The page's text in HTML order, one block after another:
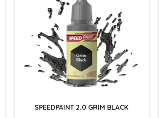
SPEEDPAINT 2.0 GRIM BLACK